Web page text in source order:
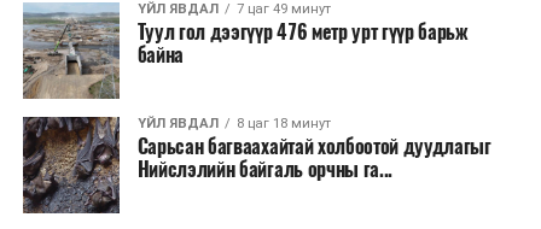
дуудлагын төвүүдэд нөлөөлөхөөр байна. Тухайлбал,
Мароккогийн дуудлагын төвүүдийн орлогын 80 гаруй
хувь Францын зах зээлээс бүрддэг бөгөөд тус улсын
40–50 мянган ажлын байр эрсдэлд орж болзошгүйг
Мароккогийн хөдөлмөр эрхлэлтийн сайд мэдэгджээ.
ҮЙЛ ЯВДАЛ 7 цаг 49 минут
Туул гол дээгүүр 476 метр урт гүүр барьж
байна
ҮЙЛ ЯВДАЛ 8 цаг 18 минут
Сарьсан багваахайтай холбоотой дуудлагыг
Нийслэлийн байгаль орчны га...